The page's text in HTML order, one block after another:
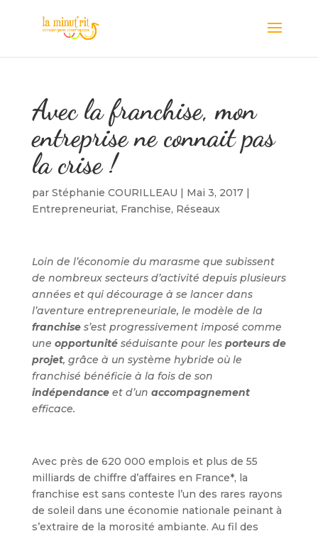
Avec la franchise, mon
entreprise ne connait pas
la crise !
par Stéphanie COURILLEAU | Mai 3, 2017|
Entrepreneuriat, Franchise, Réseaux
Loin de l’économie du marasme que subissent
de nombreux secteurs d’activité depuis plusieurs
années et qui décourage à se lancer dans
l’aventure entrepreneuriale, le modèle de la
franchises’est progressivement imposé comme
une opportunitéséduisante pour les porteurs de
projet, grâce à un système hybride où le
franchisé bénéficie à la fois de son
indépendanceet d’un accompagnement
efficace.
Avec près de 620 000 emplois et plus de 55
milliards de chiffre d’affaires en France*, la
franchise est sans conteste l’un des rares rayons
de soleil dans une économie nationale peinant à
s’extraire de la morosité ambiante. Au fil des